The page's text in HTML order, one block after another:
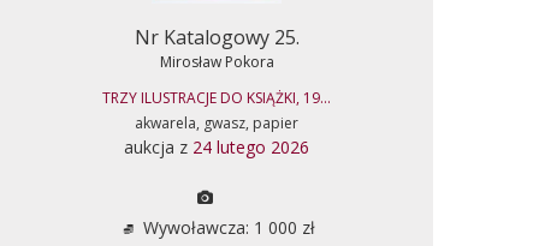
Nr Katalogowy 25.
Mirosław Pokora
TRZY ILUSTRACJE DO KSIĄŻKI, 19...
akwarela, gwasz, papier
aukcja z 24 lutego 2026
Wywoławcza: 1 000 zł